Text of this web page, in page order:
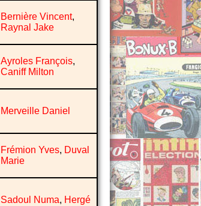
Bernière Vincent,
Raynal Jake
Ayroles François,
Caniff Milton
Merveille Daniel
Frémion Yves, Duval
Marie
Sadoul Numa, Hergé